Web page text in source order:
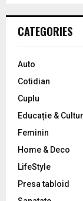
h
o
:
CATEGORIES
Auto
Cotidian
Cuplu
Educație &
Feminin
Home & Deco
LifeStyle
Presa tabloid